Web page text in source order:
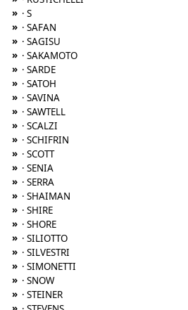
» · S
» · SAFAN
» · SAGISU
» · SAKAMOTO
» · SARDE
» · SATOH
» · SAVINA
» · SAWTELL
» · SCALZI
» · SCHIFRIN
» · SCOTT
» · SENIA
» · SERRA
» · SHAIMAN
» · SHIRE
» · SHORE
» · SILIOTTO
» · SILVESTRI
» · SIMONETTI
» · SNOW
» · STEINER